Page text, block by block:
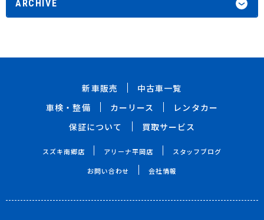
ARCHIVE
新車販売
中古車一覧
車検・整備
カーリース
レンタカー
保証について
買取サービス
スズキ南郷店 アリーナ平岡店 スタッフブログ
お問い合わせ 会社情報